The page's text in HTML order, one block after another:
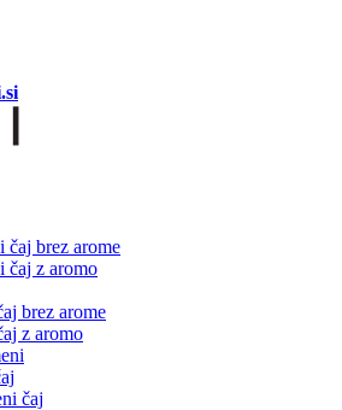
čaj brez arome
čaj z aromo
brez arome
z aromo
čaj